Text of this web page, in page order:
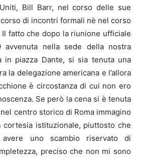
Bill Barr, nel corso delle sue
di incontri formali nè nel corso
fatto che dopo la riunione ufficiale
avvenuta nella sede della nostra
in piazza Dante, si sia tenuta una
la delegazione americana e l’allora
è circostanza di cui non ero
Se però la cena si è tenuta
centro storico di Roma immagino
cortesia istituzionale, piuttosto che
uno scambio riservato di
preciso che non mi sono